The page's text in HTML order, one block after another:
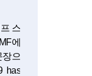
스
에
장으
has